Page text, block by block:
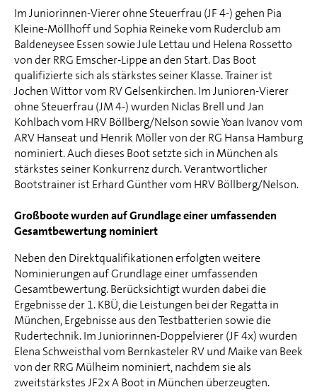
Im Juniorinnen-Vierer ohne Steuerfrau (JF 4-) gehen Pia
Kleine-Möllhoff und Sophia Reineke vom Ruderclub am
Baldeneysee Essen sowie Jule Lettau und Helena Rossetto
von der RRG Emscher-Lippe an den Start. Das Boot
qualifizierte sich als stärkstes seiner Klasse. Trainer ist
Jochen Wittor vom RV Gelsenkirchen. Im Junioren-Vierer
ohne Steuerfrau (JM 4-) wurden Niclas Brell und Jan
Kohlbach vom HRV Böllberg/Nelson sowie Yoan Ivanov vom
ARV Hanseat und Henrik Möller von der RG Hansa Hamburg
nominiert. Auch dieses Boot setzte sich in München als
stärkstes seiner Konkurrenz durch. Verantwortlicher
Bootstrainer ist Erhard Günther vom HRV Böllberg/Nelson.
Großboote wurden auf Grundlage einer umfassenden
Gesamtbewertung nominiert
Neben den Direktqualifikationen erfolgten weitere
Nominierungen auf Grundlage einer umfassenden
Gesamtbewertung. Berücksichtigt wurden dabei die
Ergebnisse der 1. KBÜ, die Leistungen bei der Regatta in
München, Ergebnisse aus den Testbatterien sowie die
Rudertechnik. Im Juniorinnen-Doppelvierer (JF 4x) wurden
Elena Schweisthal vom Bernkasteler RV und Maike van Beek
von der RRG Mülheim nominiert, nachdem sie als
zweitstärkstes JF2x A Boot in München überzeugten.